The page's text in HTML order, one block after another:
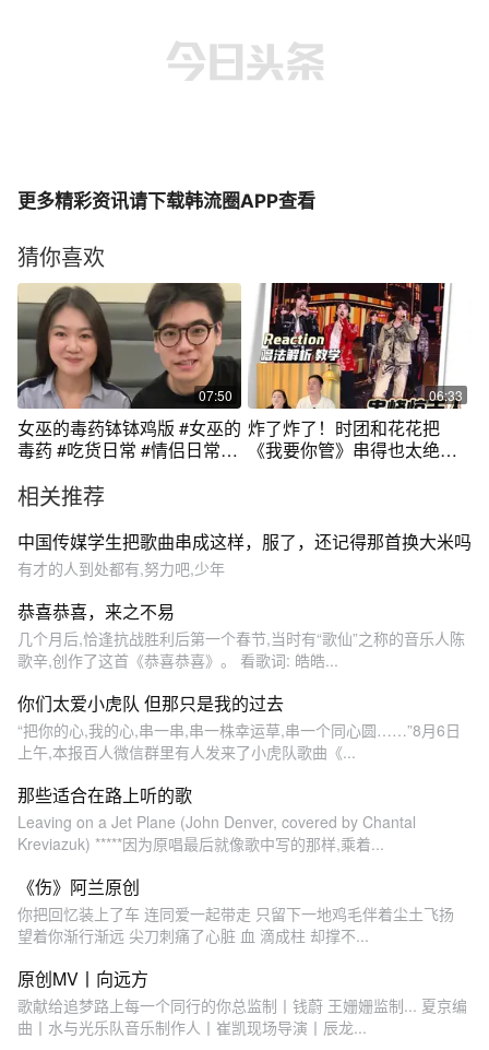
更多精彩资讯请下载韩流圈APP查看
猜你喜欢
07:50
女巫的毒药钵钵鸡版 #女巫的
毒药 #吃货日常 #情侣日常 #
战
06:33
炸了炸了！时团和花花把
《我要你管》串得也太绝了
代少年团 #我要你管 #小王老
周叭叭叭 #抖音乐评新势力
相关推荐
中国传媒学生把歌曲串成这样，服了，还记得那首换大米吗
有才的人到处都有,努力吧,少年
恭喜恭喜，来之不易
几个月后,恰逢抗战胜利后第一个春节,当时有“歌仙”之称的音乐人陈
歌辛,创作了这首《恭喜恭喜》。 看歌词: 皓皓...
你们太爱小虎队 但那只是我的过去
“把你的心,我的心,串一串,串一株幸运草,串一个同心圆……”8月6日
上午,本报百人微信群里有人发来了小虎队歌曲《...
那些适合在路上听的歌
Leaving on a Jet Plane (John Denver, covered by Chantal
Kreviazuk) *****因为原唱最后就像歌中写的那样,乘着...
《伤》阿兰原创
你把回忆装上了车 连同爱一起带走 只留下一地鸡毛伴着尘土飞扬
望着你渐行渐远 尖刀刺痛了心脏 血 滴成柱 却撑不...
原创MV丨向远方
歌献给追梦路上每一个同行的你总监制丨钱蔚 王姗姗监制... 夏京编
曲丨水与光乐队音乐制作人丨崔凯现场导演丨辰龙...